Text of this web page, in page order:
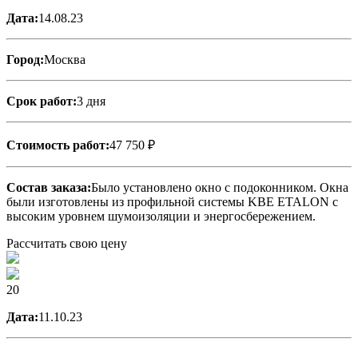
Дата:14.08.23
Город:Москва
Срок работ:3 дня
Стоимость работ:47 750 ₽
Состав заказа:Было установлено окно с подоконником. Окна
были изготовлены из профильной системы KBE ETALON с
высоким уровнем шумоизоляции и энергосбережением.
Рассчитать свою цену
20
Дата:11.10.23